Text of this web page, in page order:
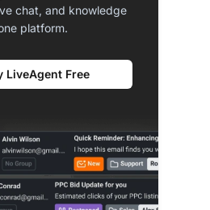
chat, and knowledge
platform.
LiveAgent Free